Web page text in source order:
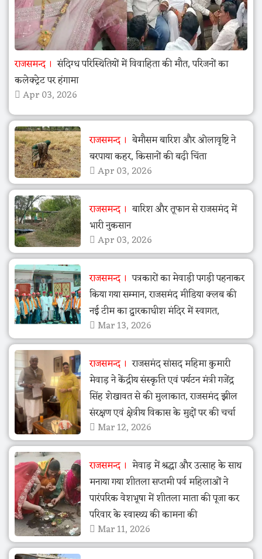
राजसमन्द
संदिग्ध परिस्थितियों में विवाहिता की मौत, परिजनों का
कलेक्ट्रेट पर हंगामा
Apr 03, 2026
राजसमन्द
बेमौसम बारिश और ओलावृष्टि ने
बरपाया कहर, किसानों की बढ़ी चिंता
Apr 03, 2026
राजसमन्द
बारिश और तूफान से राजसमंद में
भारी नुकसान
Apr 03, 2026
राजसमन्द
पत्रकारों का मेवाड़ी पगड़ी पहनाकर
किया गया सम्मान, राजसमंद मीडिया क्लब की
नई टीम का द्वारकाधीश मंदिर में स्वागत,
Mar 13, 2026
राजसमन्द
राजसमंद सांसद महिमा कुमारी
मेवाड़ ने केंद्रीय संस्कृति एवं पर्यटन मंत्री गजेंद्र
सिंह शेखावत से की मुलाकात, राजसमंद झील
संरक्षण एवं क्षेत्रीय विकास के मुद्दों पर की चर्चा
Mar 12, 2026
राजसमन्द
मेवाड़ में श्रद्धा और उत्साह के साथ
मनाया गया शीतला सप्तमी पर्व महिलाओं ने
पारंपरिक वेशभूषा में शीतला माता की पूजा कर
परिवार के स्वास्थ्य की कामना की
Mar 11, 2026